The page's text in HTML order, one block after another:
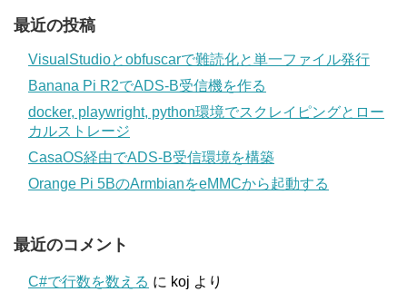
最近の投稿
VisualStudioとobfuscarで難読化と単一ファイル発行
Banana Pi R2でADS-B受信機を作る
docker, playwright, python環境でスクレイピングとロー
カルストレージ
CasaOS経由でADS-B受信環境を構築
Orange Pi 5BのArmbianをeMMCから起動する
最近のコメント
C#で行数を数える に koj より